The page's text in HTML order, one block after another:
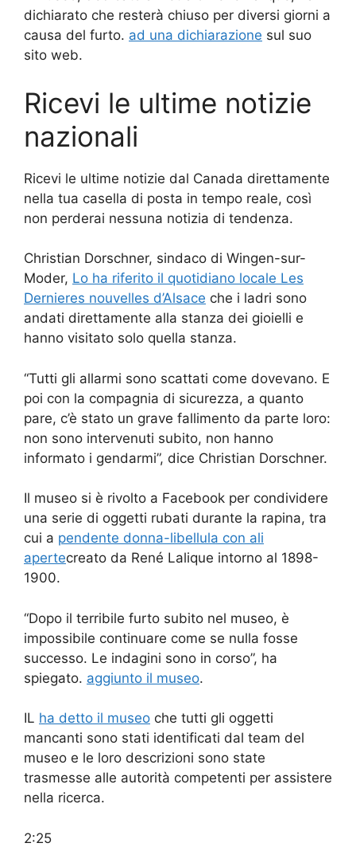
dichiarato che resterà chiuso per diversi giorni a
causa del furto. ad una dichiarazione sul suo
sito web.
Ricevi le ultime notizie
nazionali
Ricevi le ultime notizie dal Canada direttamente
nella tua casella di posta in tempo reale, così
non perderai nessuna notizia di tendenza.
Christian Dorschner, sindaco di Wingen-sur-
Moder, Lo ha riferito il quotidiano locale Les
Dernieres nouvelles d’Alsace che i ladri sono
andati direttamente alla stanza dei gioielli e
hanno visitato solo quella stanza.
“Tutti gli allarmi sono scattati come dovevano. E
poi con la compagnia di sicurezza, a quanto
pare, c’è stato un grave fallimento da parte loro:
non sono intervenuti subito, non hanno
informato i gendarmi”, dice Christian Dorschner.
Il museo si è rivolto a Facebook per condividere
una serie di oggetti rubati durante la rapina, tra
cui a pendente donna-libellula con ali
apertecreato da René Lalique intorno al 1898-
1900.
“Dopo il terribile furto subito nel museo, è
impossibile continuare come se nulla fosse
successo. Le indagini sono in corso”, ha
spiegato. aggiunto il museo.
IL ha detto il museo che tutti gli oggetti
mancanti sono stati identificati dal team del
museo e le loro descrizioni sono state
trasmesse alle autorità competenti per assistere
nella ricerca.
2:25